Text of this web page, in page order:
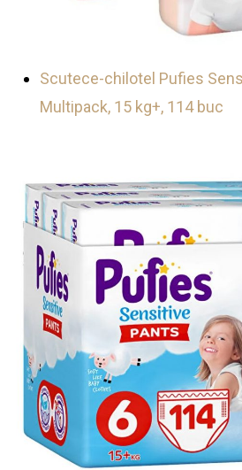
Scutece-chilotel Pufies
Multipack, 15 kg+, 114 buc